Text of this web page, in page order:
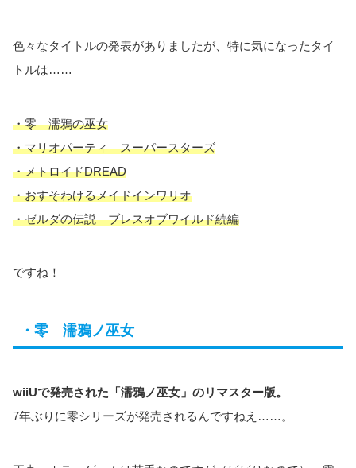
色々なタイトルの発表がありましたが、特に気になったタイ
トルは……
・零 濡鴉の巫女
・マリオパーティ スーパースターズ
・メトロイドDREAD
・おすそわけるメイドインワリオ
・ゼルダの伝説 ブレスオブワイルド続編
ですね！
・零 濡鴉ノ巫女
wiiUで発売された「濡鴉ノ巫女」のリマスター版。
7年ぶりに零シリーズが発売されるんですねえ……。